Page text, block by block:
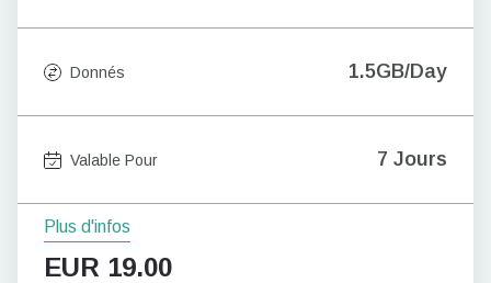
Donnés 1.5GB/Day
Valable Pour 7 Jours
Plus d'infos
EUR 19.00